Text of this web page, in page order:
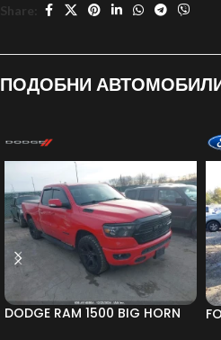
Share:
ПОДОБНИ
DODGE RAM 1500 BIG HORN